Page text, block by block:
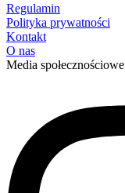
Regulamin
Polityka prywatności
Kontakt
O nas
Media społecznościowe